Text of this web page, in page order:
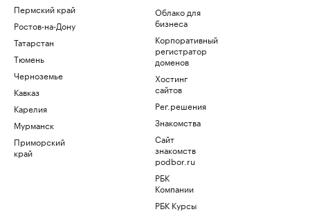
Пермский край
Ростов-на-Дону
Татарстан
Тюмень
Черноземье
Кавказ
Карелия
Мурманск
Приморский
край
Облако для
бизнеса
Корпоративный
регистратор
доменов
Хостинг
сайтов
Рег.решения
Знакомства
Сайт
знакомств
podbor.ru
РБК
Компании
РБК Курсы